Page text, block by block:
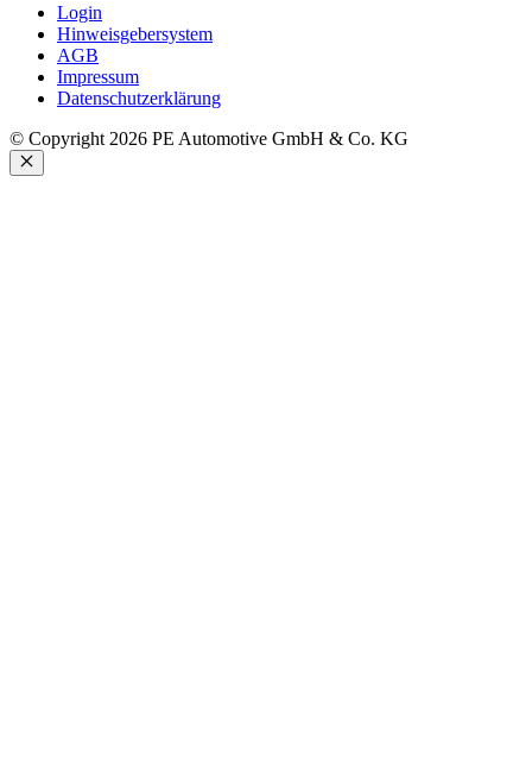
Login
Hinweisgebersystem
AGB
Impressum
Datenschutzerklärung
© Copyright 2026 PE Automotive GmbH & Co. KG
Schließen